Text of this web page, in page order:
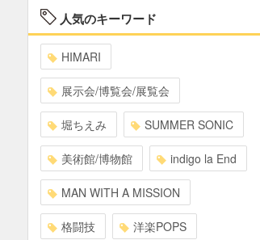
人気のキーワード
HIMARI
展示会/博覧会/展覧会
堀ちえみ SUMMER SONIC
美術館/博物館 indigo la End
MAN WITH A MISSION
格闘技 洋楽POPS